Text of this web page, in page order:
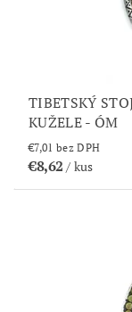
TIBETSKÝ
KUŽELE - ÓM
€7,01 bez DPH
€8,62/ kus